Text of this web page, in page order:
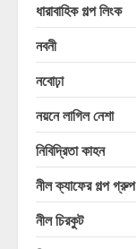
ধারাবাহিক গল্প লিংক
নবনী
নবোঢ়া
নয়নে লাগিল নেশা
নিবিদ্রিতা কাহন
নীল ক্যাফের গল্প গ্রুপ
নীল চিরকুট